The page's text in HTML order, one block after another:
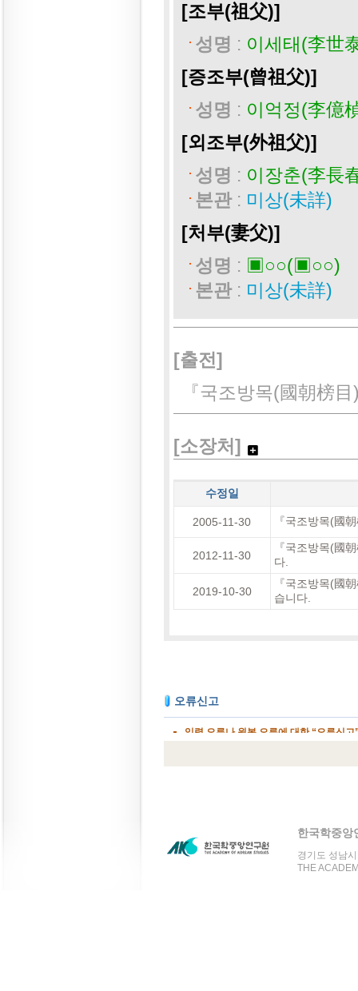
[조부(祖父)]
성명 : 이세태(李世
[증조부(曾祖父)]
성명 : 이억정(李億
[외조부(外祖父)]
성명 : 이장춘(李長
본관: 미상(未詳)
[처부(妻父)]
성명 : ▣○○(▣○○)
본관: 미상(未詳)
[출전]
『국조방목(國朝榜
[소장처]
수정일
2005-11-30 『국조방목(國
2012-11-30
『국조방목(國
다.
2019-10-30
『국조방목(國
습니다.
한국학중앙
경기도 성남
THE